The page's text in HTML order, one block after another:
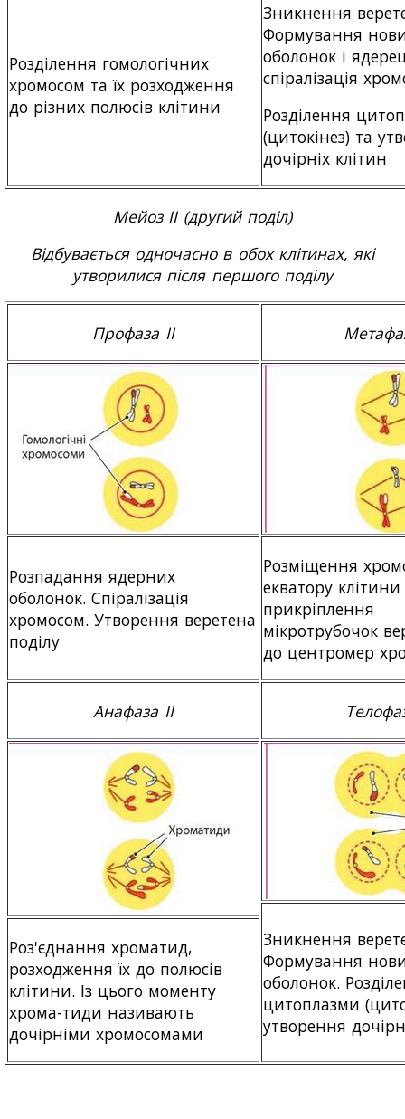
Розділення гомологічних
хромосом та їх розходження
до різних полюсів клітини
Зникнення
Формування
оболонок і
спіралізація
Розділення
(цитокінез) та
дочірніх клітин
Мейоз II (другий поділ)
Відбувається одночасно в обох клітинах, які
утворилися після першого поділу
Профаза II
Розпадання ядерних
оболонок. Спіралізація
хромосом. Утворення веретена
поділу
Розміщення
екватору
прикріплення
мікротрубочок
до центромер
Анафаза II
Зникнення
Формування
оболонок.
цитоплазми
утворення
Роз'єднання хроматид,
розходження їх до полюсів
клітини. Із цього моменту
хрома-тиди називають
дочірніми хромосомами